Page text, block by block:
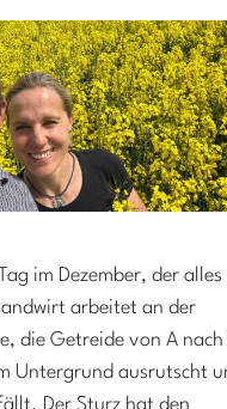
im Dezember, der
arbeitet an der
die Getreide von A
Untergrund ausrutscht
Der Sturz hat den